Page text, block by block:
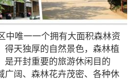
唯一一个拥有大面积森林资
得天独厚的自然景色，森林植
是开封重要的旅游休闲目的
广阔、森林花卉茂密、各种休